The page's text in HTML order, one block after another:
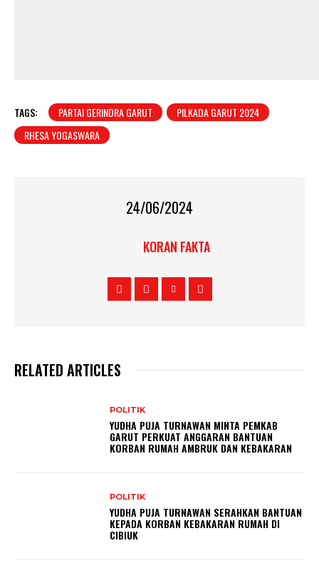
TAGS: PARTAI GERINDRA GARUT
PILKADA GARUT 2024
RHESA YOGASWARA
24/06/2024
KORAN FAKTA
RELATED ARTICLES
POLITIK
YUDHA PUJA TURNAWAN MINTA PEMKAB
GARUT PERKUAT ANGGARAN BANTUAN
KORBAN RUMAH AMBRUK DAN KEBAKARAN
POLITIK
YUDHA PUJA TURNAWAN SERAHKAN BANTUAN
KEPADA KORBAN KEBAKARAN RUMAH DI
CIBIUK